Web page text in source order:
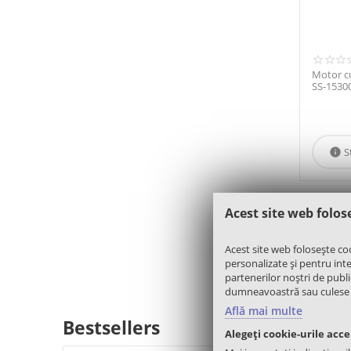
Motor
SS-

Motor
Bestsellers
Acest site web
Acest site web folosește
personalizate și pentru
partenerilor noștri de
dumneavoastră sau
Află mai multe
Alegeți cookie-urile